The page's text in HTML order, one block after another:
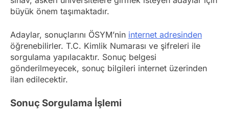
büyük önem taşımaktadır.
Adaylar, sonuçlarını ÖSYM’nin internet adresinden
öğrenebilirler. T.C. Kimlik Numarası ve şifreleri ile
sorgulama yapılacaktır. Sonuç belgesi
gönderilmeyecek, sonuç bilgileri internet üzerinden
ilan edilecektir.
Sonuç Sorgulama İşlemi